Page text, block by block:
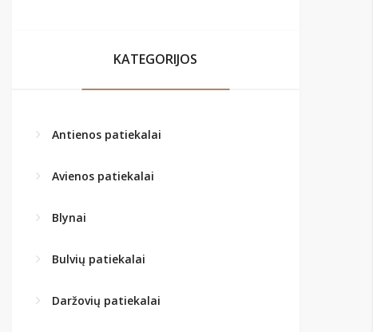
KATEGORIJOS
Antienos patiekalai
Avienos patiekalai
Blynai
Bulvių patiekalai
Daržovių patiekalai